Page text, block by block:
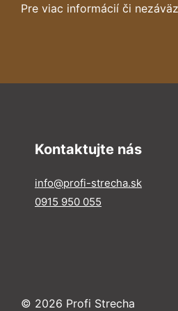
Pre viac informácií či
Kontaktujte nás
info@profi-strecha.sk
0915 950 055
© 2026 Profi Strecha